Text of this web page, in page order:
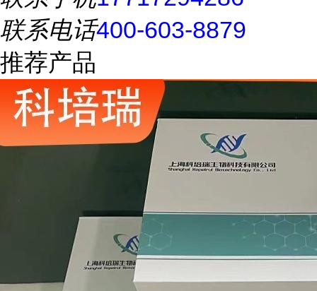
联系电话400-603-8879
推荐产品